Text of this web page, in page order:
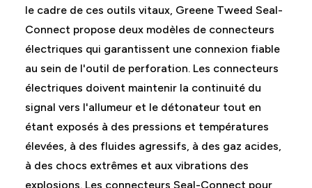
le cadre de ces outils vitaux, Greene Tweed Seal-
Connect propose deux modèles de connecteurs
électriques qui garantissent une connexion fiable
au sein de l'outil de perforation. Les connecteurs
électriques doivent maintenir la continuité du
signal vers l'allumeur et le détonateur tout en
étant exposés à des pressions et températures
élevées, à des fluides agressifs, à des gaz acides,
à des chocs extrêmes et aux vibrations des
explosions. Les connecteurs Seal-Connect pour